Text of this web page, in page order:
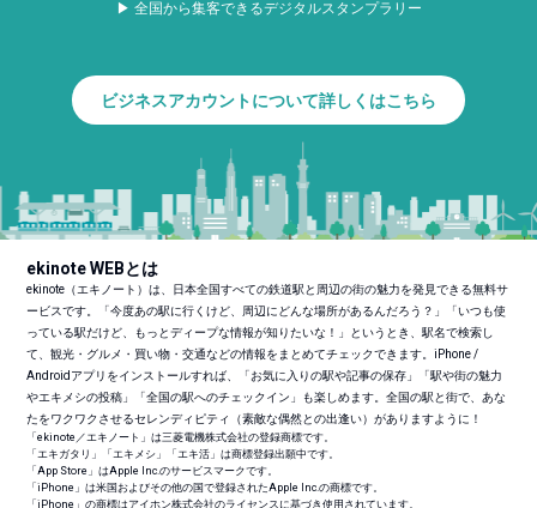
▶ 全国から集客できるデジタルスタンプラリー
ビジネスアカウントについて詳しくはこちら
ekinote WEBとは
ekinote（エキノート）は、日本全国すべての鉄道駅と周辺の街の魅力を発見できる無料サ
ービスです。「今度あの駅に行くけど、周辺にどんな場所があるんだろう？」「いつも使
っている駅だけど、もっとディープな情報が知りたいな！」というとき、駅名で検索し
て、観光・グルメ・買い物・交通などの情報をまとめてチェックできます。iPhone /
Androidアプリをインストールすれば、「お気に入りの駅や記事の保存」「駅や街の魅力
やエキメシの投稿」「全国の駅へのチェックイン」も楽しめます。全国の駅と街で、あな
たをワクワクさせるセレンディピティ（素敵な偶然との出逢い）がありますように！
「ekinote／エキノート」は三菱電機株式会社の登録商標です。
「エキガタリ」「エキメシ」「エキ活」は商標登録出願中です。
「App Store」はApple Inc.のサービスマークです。
「iPhone」は米国およびその他の国で登録されたApple Inc.の商標です。
「iPhone」の商標はアイホン株式会社のライセンスに基づき使用されています。